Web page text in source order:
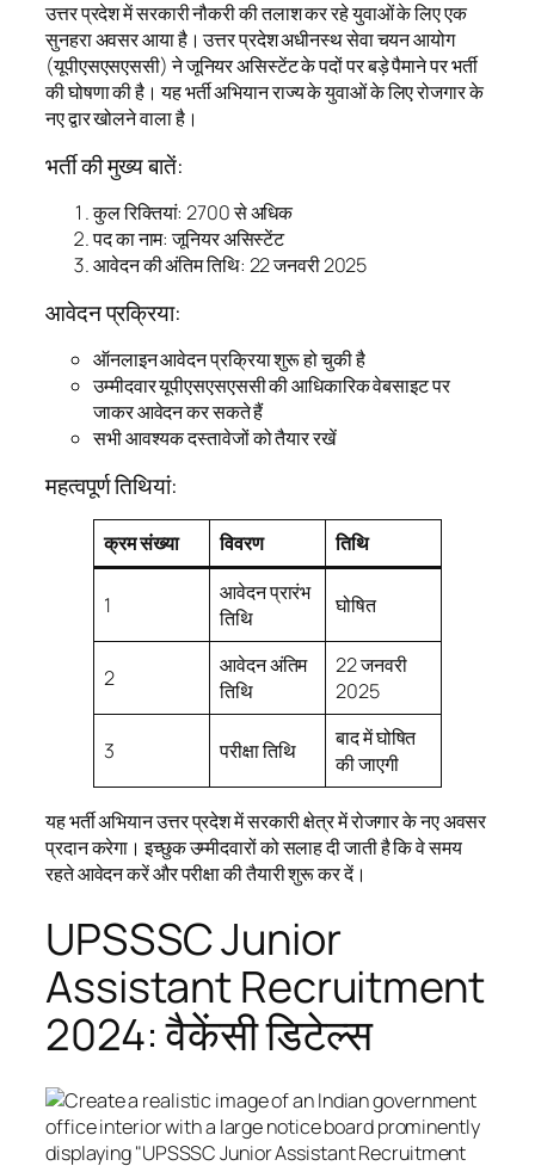
उत्तर प्रदेश में सरकारी नौकरी की तलाश कर रहे युवाओं के लिए एक
सुनहरा अवसर आया है। उत्तर प्रदेश अधीनस्थ सेवा चयन आयोग
(यूपीएसएसएससी) ने जूनियर असिस्टेंट के पदों पर बड़े पैमाने पर भर्ती
की घोषणा की है। यह भर्ती अभियान राज्य के युवाओं के लिए रोजगार के
नए द्वार खोलने वाला है।
भर्ती की मुख्य बातें:
कुल रिक्तियां: 2700 से अधिक
पद का नाम: जूनियर असिस्टेंट
आवेदन की अंतिम तिथि: 22 जनवरी 2025
आवेदन प्रक्रिया:
ऑनलाइन आवेदन प्रक्रिया शुरू हो चुकी है
उम्मीदवार यूपीएसएसएससी की आधिकारिक वेबसाइट पर
जाकर आवेदन कर सकते हैं
सभी आवश्यक दस्तावेजों को तैयार रखें
महत्वपूर्ण तिथियां:
क्रम संख्या विवरण तिथि
1
आवेदन प्रारंभ
तिथि
घोषित
2
आवेदन अंतिम
तिथि
22 जनवरी
2025
3 परीक्षा तिथि
बाद में घोषित
की जाएगी
यह भर्ती अभियान उत्तर प्रदेश में सरकारी क्षेत्र में रोजगार के नए अवसर
प्रदान करेगा। इच्छुक उम्मीदवारों को सलाह दी जाती है कि वे समय
रहते आवेदन करें और परीक्षा की तैयारी शुरू कर दें।
UPSSSC Junior
Assistant Recruitment
2024: वैकेंसी डिटेल्स